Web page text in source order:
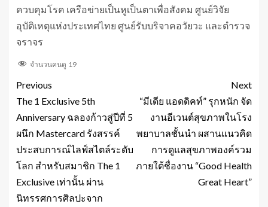
ควบคุมโรค เครือข่ายเป็นหูเป็นตาเพื่อสังคม ศูนย์วิจัย
อุบัติเหตุแห่งประเทศไทย ศูนย์รับบริจาคอวัยวะ และตำรวจ
จราจร
จำนวนคนดู 19
Previous
The 1 Exclusive 5th
Anniversary ฉลองก้าวสู่ปีที่ 5
ผนึก Mastercard รังสรรค์
ประสบการณ์ไลฟ์สไตล์ระดับ
โลก สำหรับสมาชิก The 1
Exclusive เท่านั้น ผ่าน
นิทรรศการศิลปะจาก
Next
“มีเดีย แอดดิคท์” รุกหนัก จัด
งานอีเวนต์สุขภาพในโรง
พยาบาลชั้นนำ ผสานแนวคิด
การดูแลสุขภาพองค์รวม
ภายใต้ชื่องาน “Good Health
Great Heart”